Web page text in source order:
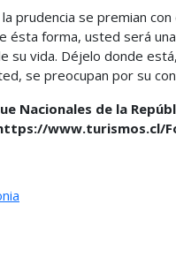
la prudencia se premian
ésta forma, usted será
su vida. Déjelo donde
se preocupan por su
Nacionales de la
www.turismos.cl/